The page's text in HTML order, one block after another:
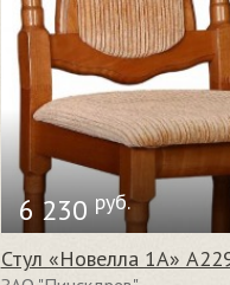
6 230 руб.
Стул «Новелла 1А»